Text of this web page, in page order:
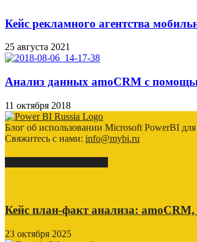
Кейс рекламного агентства
25 августа 2021
Анализ данных amoCRM с
11 октября 2018
Блог об использовании Microsoft PowerBI
Свяжитесь с нами: info@mybi.ru
Кейс план-факт анализа: amoCRM,
23 октября 2025